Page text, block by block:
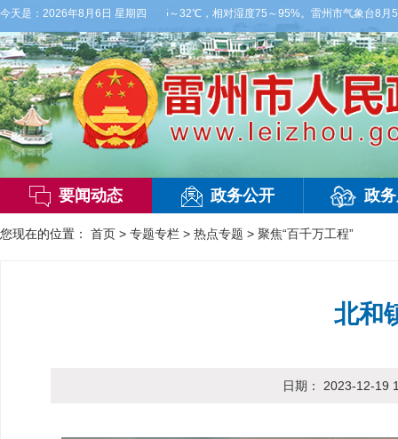
今天是： 2026年8月6日 星期四
部大雨，东南风2～3级，气温25～32℃，相对湿度75～95%。雷州市气象台8月5
要闻动态 政务公开 政
您现在的位置： 首页 > 专题专栏 > 热点专题 > 聚焦“百千万工程”
北和
日期： 2023-12-19